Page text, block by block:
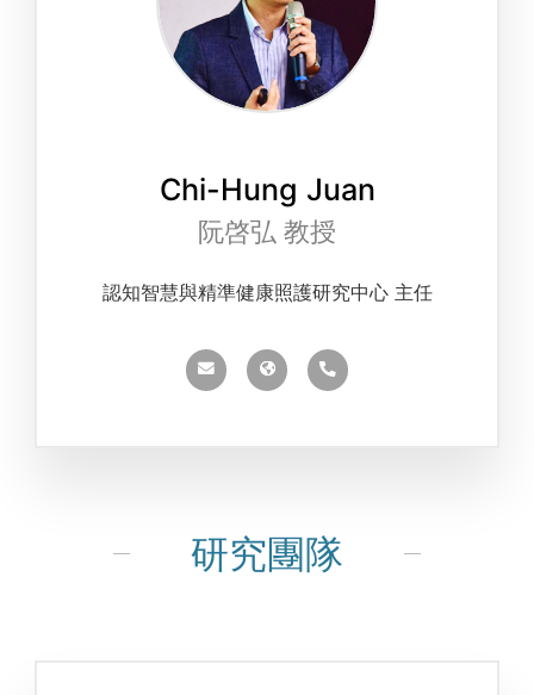
Chi-Hung Juan
阮啓弘 教授
認知智慧與精準健康照護研究中心 主任
研究團隊